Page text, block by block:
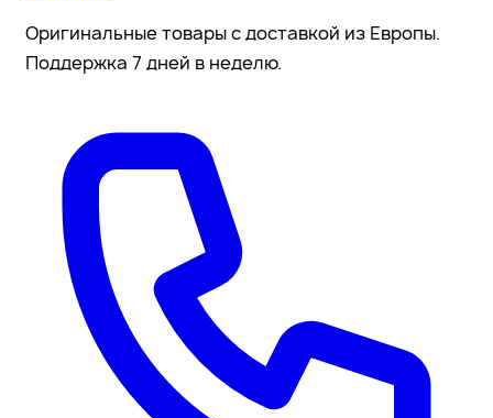
Оригинальные товары с доставкой из Европы.
Поддержка 7 дней в неделю.